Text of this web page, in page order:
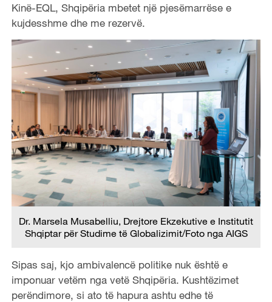
Kinë-EQL, Shqipëria mbetet një pjesëmarrëse e
kujdesshme dhe me rezervë.
Dr. Marsela Musabelliu, Drejtore Ekzekutive e Institutit
Shqiptar për Studime të Globalizimit/Foto nga AIGS
Sipas saj, kjo ambivalencë politike nuk është e
imponuar vetëm nga vetë Shqipëria. Kushtëzimet
perëndimore, si ato të hapura ashtu edhe të